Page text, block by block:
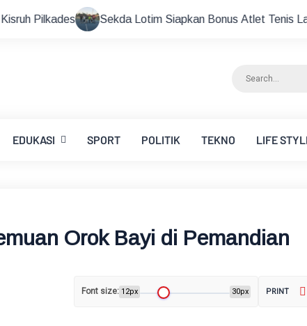
Sekda Lotim Siapkan Bonus Atlet Tenis Lapangan Peraih
EDUKASI SPORT POLITIK TEKNO LIFE
Orok Bayi di Pemandian
Font size: 12px 30px PRINT